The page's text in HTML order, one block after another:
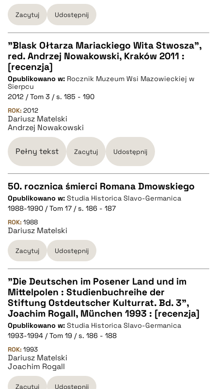
BIBTEX
pobierz cytat
Zacytuj Udostępnij
CZYSTY TEKST
pobierz cytat
BIBTEX
pobierz cytat
"Blask Ołtarza Mariackiego Wita Stwosza",
red. Andrzej Nowakowski, Kraków 2011 :
[recenzja]
Opublikowano w: Rocznik Muzeum Wsi Mazowieckiej w
Sierpcu
2012 / Tom 3 / s. 185 - 190
ROK: 2012
Dariusz Matelski
Andrzej Nowakowski
Pełny tekst Zacytuj Udostępnij
CZYSTY TEKST
pobierz cytat
BIBTEX
pobierz cytat
50. rocznica śmierci Romana Dmowskiego
Opublikowano w: Studia Historica Slavo-Germanica
1988-1990 / Tom 17 / s. 186 - 187
ROK: 1988
Dariusz Matelski
Zacytuj Udostępnij
CZYSTY TEKST
pobierz cytat
BIBTEX
pobierz cytat
"Die Deutschen im Posener Land und im
Mittelpolen : Studienbuchreihe der
Stiftung Ostdeutscher Kulturrat. Bd. 3",
Joachim Rogall, München 1993 : [recenzja]
Opublikowano w: Studia Historica Slavo-Germanica
1993-1994 / Tom 19 / s. 186 - 188
ROK: 1993
Dariusz Matelski
Joachim Rogall
Zacytuj Udostępnij